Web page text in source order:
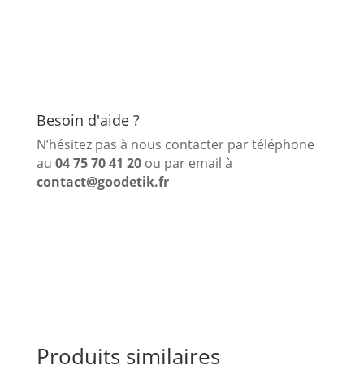
Besoin d'aide ?
N’hésitez pas à nous contacter par téléphone
au 04 75 70 41 20 ou par email à
contact@goodetik.fr
Produits similaires